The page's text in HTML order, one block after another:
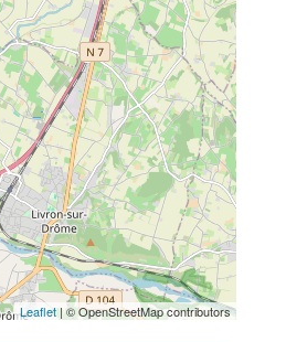
Leaflet | © OpenStreetMap contributors